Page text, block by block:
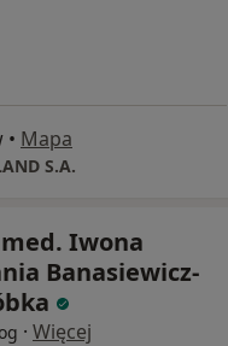
• Mapa
S.A.
Iwona
Banasiewicz-
· Więcej